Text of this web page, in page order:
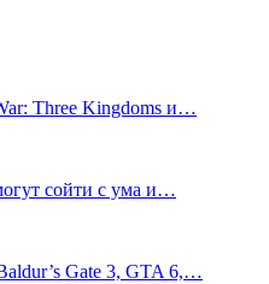
Three Kingdoms и…
сойти с ума и…
Gate 3, GTA 6,…